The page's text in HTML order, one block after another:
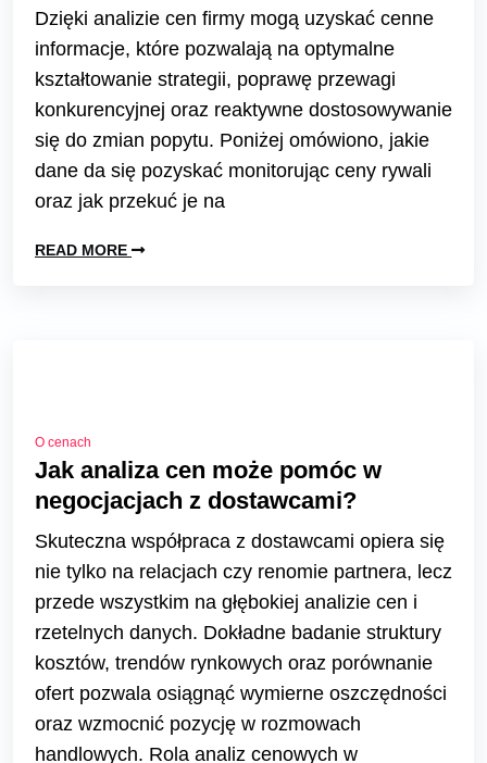
Dzięki analizie cen firmy mogą uzyskać cenne
informacje, które pozwalają na optymalne
kształtowanie strategii, poprawę przewagi
konkurencyjnej oraz reaktywne dostosowywanie
się do zmian popytu. Poniżej omówiono, jakie
dane da się pozyskać monitorując ceny rywali
oraz jak przekuć je na
READ MORE
O cenach
Jak analiza cen może pomóc w
negocjacjach z dostawcami?
Skuteczna współpraca z dostawcami opiera się
nie tylko na relacjach czy renomie partnera, lecz
przede wszystkim na głębokiej analizie cen i
rzetelnych danych. Dokładne badanie struktury
kosztów, trendów rynkowych oraz porównanie
ofert pozwala osiągnąć wymierne oszczędności
oraz wzmocnić pozycję w rozmowach
handlowych. Rola analiz cenowych w